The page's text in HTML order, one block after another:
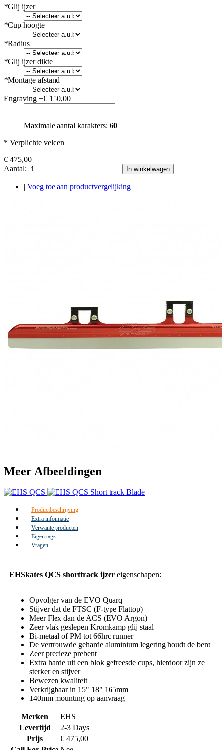
*Glij ijzer
*Cup hoogte
*Radius
*Glij ijzer dikte
*Montage afstand
Engraving +€ 150,00
Maximale aantal karakters: 60
* Verplichte velden
€ 475,00
Aantal:
In winkelwagen
| Voeg toe aan productvergelijking
Meer Afbeeldingen
Productbeschrijving
Extra informatie
Verwante producten
Eigen tags
Vragen
EHSkates QCS shorttrack ijzer eigenschapen:
Opvolger van de EVO Quarq
Stijver dat de FTSC (F-type Flattop)
Meer Flex dan de ACS (EVO Argon)
Zeer vlak geslepen Kromkamp glij staal
Bi-metaal of PM tot 66hrc runner
De vertrouwde geharde aluminium legering houdt de bent
Zeer precieze prebent
Extra harde uit een blok gefreesde cups, hierdoor zijn ze
sterker en stijver
Bewezen kwaliteit
Verkrijgbaar in 15" 18" 165mm
140mm mounting op aanvraag
Merken
EHS
Levertijd
2-3 Days
Prijs
€ 475,00